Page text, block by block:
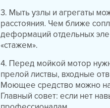
3. Мыть узлы и агрегаты
расстояния. Чем ближе
деформаций отдельных
«стажем».
4. Перед мойкой мотор
прелой листвы, входные
Моющее средство можно
Главный совет: если нет